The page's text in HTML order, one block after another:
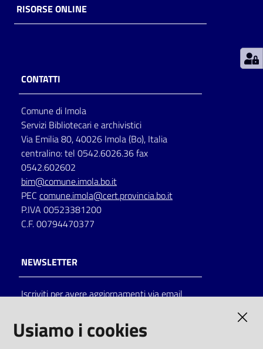
storico
per
lettura
Seguici
su
Catalogo
on line
RISORSE ONLINE
CONTATTI
Comune di Imola
Servizi Bibliotecari e archivistici
Via Emilia 80, 40026 Imola (Bo), Italia
centralino: tel 0542.6026.36 fax
0542.602602
bim@comune.imola.bo.it
PEC comune.imola@cert.provincia.bo.it
P.IVA 00523381200
C.F. 00794470377
NEWSLETTER
Iscriviti per avere aggiornamenti via email
Usiamo i cookies